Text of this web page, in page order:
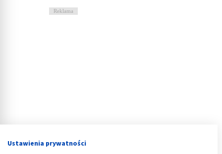
Reklama
Ustawienia prywatności